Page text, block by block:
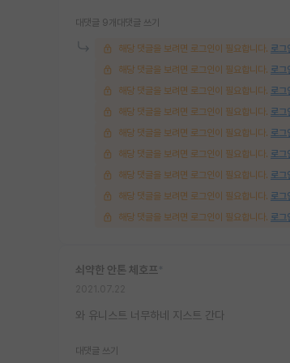
대댓글 9개 대댓글 쓰기
해당 댓글을 보려면 로그인이 필요합니다. 로그
해당 댓글을 보려면 로그인이 필요합니다. 로그
해당 댓글을 보려면 로그인이 필요합니다. 로그
해당 댓글을 보려면 로그인이 필요합니다. 로그
해당 댓글을 보려면 로그인이 필요합니다. 로그
해당 댓글을 보려면 로그인이 필요합니다. 로그
해당 댓글을 보려면 로그인이 필요합니다. 로그
해당 댓글을 보려면 로그인이 필요합니다. 로그
해당 댓글을 보려면 로그인이 필요합니다. 로그
쇠약한 안톤 체호프
와 유니스트 너무하네 지스트 간다
대댓글 쓰기